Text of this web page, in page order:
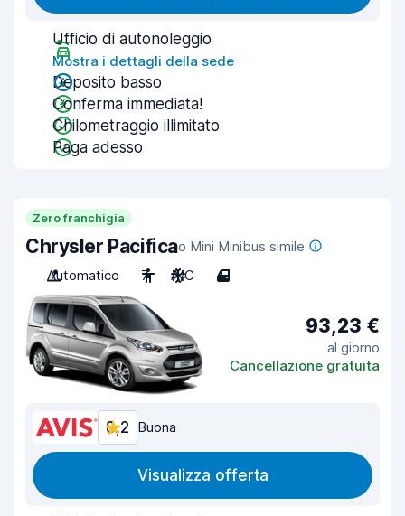
Ufficio di autonoleggio
Mostra i dettagli della sede
Deposito basso
Conferma immediata!
Chilometraggio illimitato
Paga adesso
Zero franchigia
Chrysler Pacificao Mini Minibus simile
Automatico
7 A/C 4
93,23 €
al giorno
Cancellazione gratuita
8,2 Buona
Visualizza offerta